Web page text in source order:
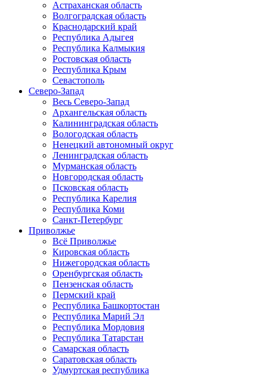
Астраханская область
Волгоградская область
Краснодарский край
Республика Адыгея
Республика Калмыкия
Ростовская область
Республика Крым
Севастополь
Северо-Запад
Весь Северо-Запад
Архангельская область
Калининградская область
Вологодская область
Ненецкий автономный округ
Ленинградская область
Мурманская область
Новгородская область
Псковская область
Республика Карелия
Республика Коми
Санкт-Петербург
Приволжье
Всё Приволжье
Кировская область
Нижегородская область
Оренбургская область
Пензенская область
Пермский край
Республика Башкортостан
Республика Марий Эл
Республика Мордовия
Республика Татарстан
Самарская область
Саратовская область
Удмуртская республика